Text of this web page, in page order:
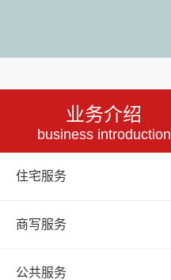
业务介绍
business introduction
住宅服务
商写服务
公共服务